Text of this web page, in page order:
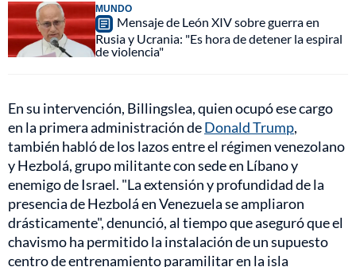
MUNDO
Mensaje de León XIV sobre guerra en
Rusia y Ucrania: "Es hora de detener la espiral
de violencia"
En su intervención, Billingslea, quien ocupó ese cargo
en la primera administración deDonald Trump,
también habló de los lazos entre el régimen venezolano
y Hezbolá, grupo militante con sede en Líbano y
enemigo de Israel. "La extensión y profundidad de la
presencia de Hezbolá en Venezuela se ampliaron
drásticamente", denunció, al tiempo que aseguró que el
chavismo ha permitido la instalación de un supuesto
centro de entrenamiento paramilitar en la isla